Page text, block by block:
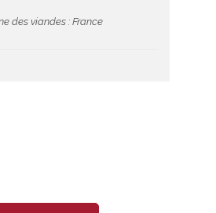
des viandes : France